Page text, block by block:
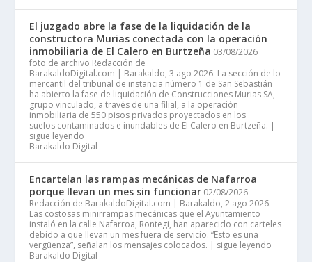
El juzgado abre la fase de la liquidación de la
constructora Murias conectada con la operación
inmobiliaria de El Calero en Burtzeña 03/08/2026
foto de archivo Redacción de
BarakaldoDigital.com | Barakaldo, 3 ago 2026. La sección de lo
mercantil del tribunal de instancia número 1 de San Sebastián
ha abierto la fase de liquidación de Construcciones Murias SA,
grupo vinculado, a través de una filial, a la operación
inmobiliaria de 550 pisos privados proyectados en los
suelos contaminados e inundables de El Calero en Burtzeña. |
sigue leyendo
Barakaldo Digital
Encartelan las rampas mecánicas de Nafarroa
porque llevan un mes sin funcionar 02/08/2026
Redacción de BarakaldoDigital.com | Barakaldo, 2 ago 2026.
Las costosas minirrampas mecánicas que el Ayuntamiento
instaló en la calle Nafarroa, Rontegi, han aparecido con carteles
debido a que llevan un mes fuera de servicio. “Esto es una
vergüenza”, señalan los mensajes colocados. | sigue leyendo
Barakaldo Digital